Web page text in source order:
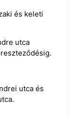
és keleti
utca
utca és